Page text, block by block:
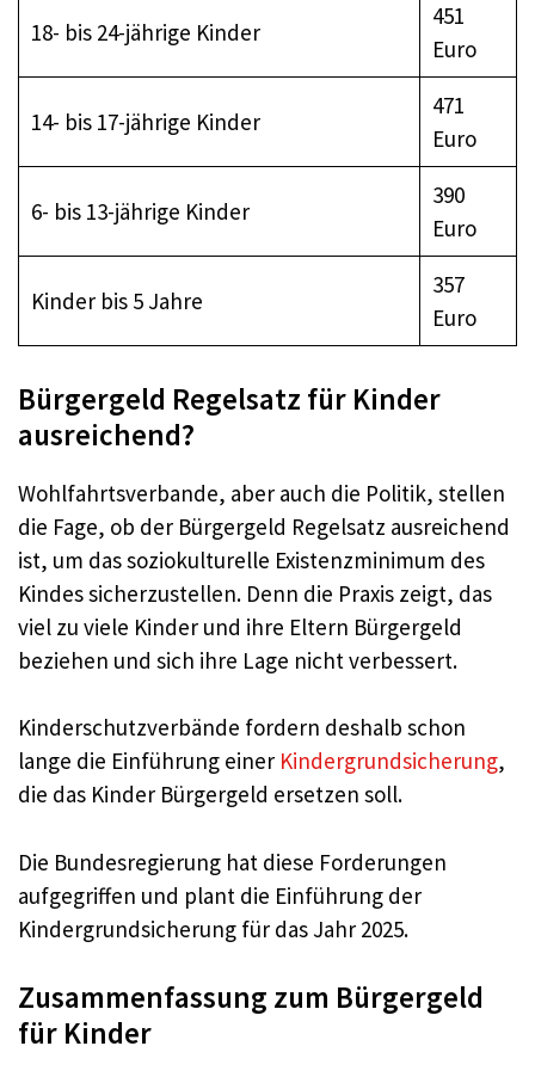
18- bis 24-jährige Kinder
451
Euro
14- bis 17-jährige Kinder
471
Euro
6- bis 13-jährige Kinder
390
Euro
Kinder bis 5 Jahre
357
Euro
Bürgergeld Regelsatz für Kinder
ausreichend?
Wohlfahrtsverbande, aber auch die Politik, stellen
die Fage, ob der Bürgergeld Regelsatz ausreichend
ist, um das soziokulturelle Existenzminimum des
Kindes sicherzustellen. Denn die Praxis zeigt, das
viel zu viele Kinder und ihre Eltern Bürgergeld
beziehen und sich ihre Lage nicht verbessert.
Kinderschutzverbände fordern deshalb schon
lange die Einführung einer Kindergrundsicherung,
die das Kinder Bürgergeld ersetzen soll.
Die Bundesregierung hat diese Forderungen
aufgegriffen und plant die Einführung der
Kindergrundsicherung für das Jahr 2025.
Zusammenfassung zum Bürgergeld
für Kinder